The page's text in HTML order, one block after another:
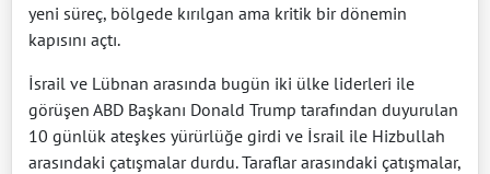
yeni süreç, bölgede kırılgan ama kritik bir dönemin
kapısını açtı.
İsrail ve Lübnan arasında bugün iki ülke liderleri ile
görüşen ABD Başkanı Donald Trump tarafından duyurulan
10 günlük ateşkes yürürlüğe girdi ve İsrail ile Hizbullah
arasındaki çatışmalar durdu. Taraflar arasındaki çatışmalar,